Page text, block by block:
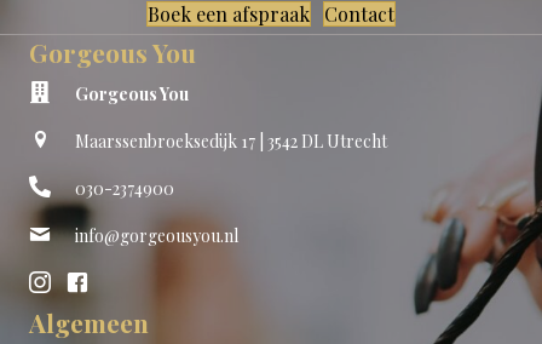
Boek een afspraak Contact
Gorgeous You
Gorgeous You
Maarssenbroeksedijk 17 | 3542 DL Utrecht
030-2374900
info@gorgeousyou.nl
Algemeen